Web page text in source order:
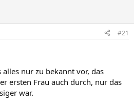
#21
nur zu bekannt vor, das
ersten Frau auch durch, nur das
war.